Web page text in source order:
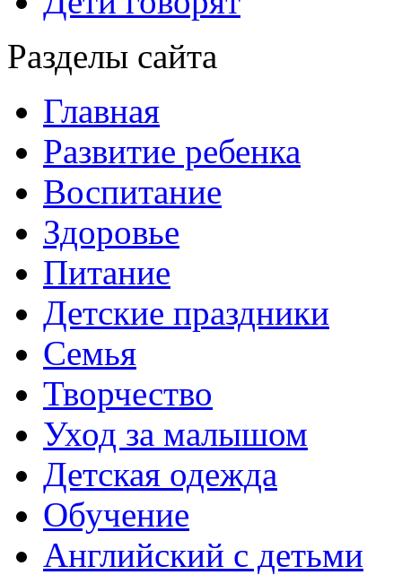
Разделы сайта
Главная
Развитие ребенка
Воспитание
Здоровье
Питание
Детские праздники
Семья
Творчество
Уход за малышом
Детская одежда
Обучение
Английский с детьми